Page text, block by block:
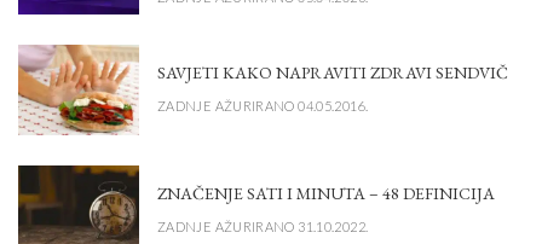
SAVJETI KAKO NAPRAVITI ZDRAVI SENDVIČ
ZADNJE AŽURIRANO 04.05.2016.
ZNAČENJE SATI I MINUTA – 48 DEFINICIJA
ZADNJE AŽURIRANO 31.10.2022.